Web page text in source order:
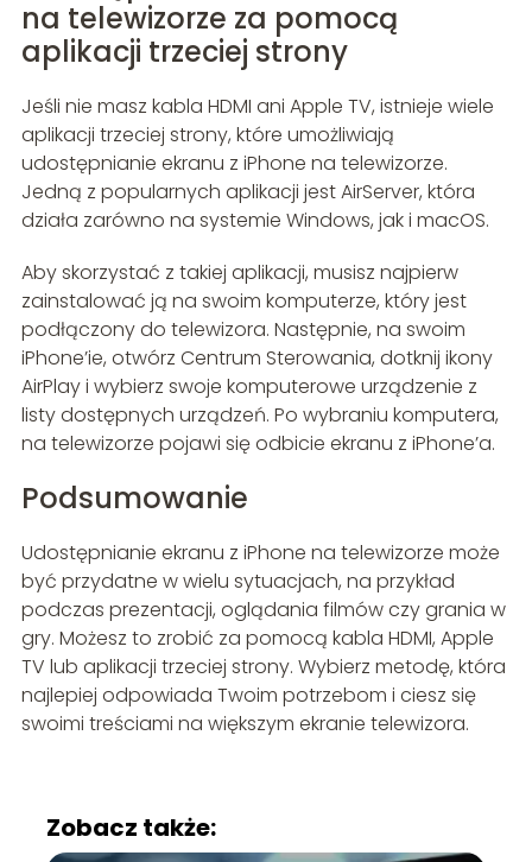
na telewizorze za pomocą
aplikacji trzeciej strony
Jeśli nie masz kabla HDMI ani Apple TV, istnieje wiele
aplikacji trzeciej strony, które umożliwiają
udostępnianie ekranu z iPhone na telewizorze.
Jedną z popularnych aplikacji jest AirServer, która
działa zarówno na systemie Windows, jak i macOS.
Aby skorzystać z takiej aplikacji, musisz najpierw
zainstalować ją na swoim komputerze, który jest
podłączony do telewizora. Następnie, na swoim
iPhone’ie, otwórz Centrum Sterowania, dotknij ikony
AirPlay i wybierz swoje komputerowe urządzenie z
listy dostępnych urządzeń. Po wybraniu komputera,
na telewizorze pojawi się odbicie ekranu z iPhone’a.
Podsumowanie
Udostępnianie ekranu z iPhone na telewizorze może
być przydatne w wielu sytuacjach, na przykład
podczas prezentacji, oglądania filmów czy grania w
gry. Możesz to zrobić za pomocą kabla HDMI, Apple
TV lub aplikacji trzeciej strony. Wybierz metodę, która
najlepiej odpowiada Twoim potrzebom i ciesz się
swoimi treściami na większym ekranie telewizora.
Zobacz także: